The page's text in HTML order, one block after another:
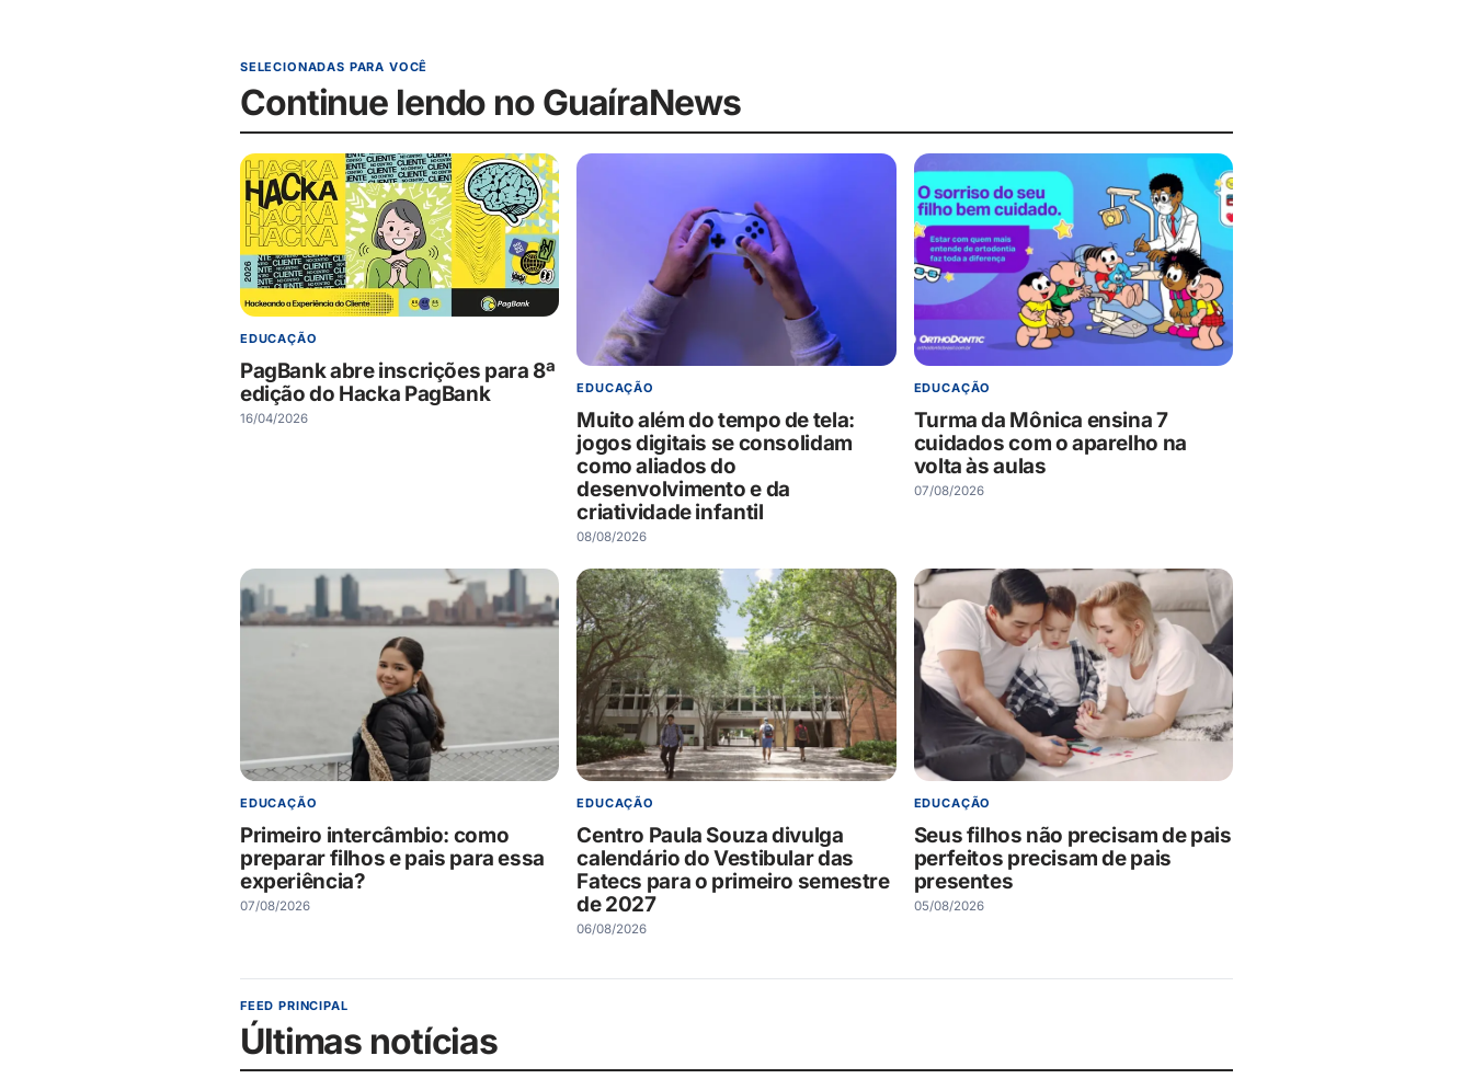
SELECIONADAS PARA VOCÊ
Continue lendo no GuaíraNews
EDUCAÇÃO
PagBank abre inscrições para 8ª
edição do Hacka PagBank
16/04/2026
EDUCAÇÃO
Muito além do tempo de tela:
jogos digitais se consolidam
como aliados do
desenvolvimento e da
criatividade infantil
08/08/2026
EDUCAÇÃO
Turma da Mônica ensina 7
cuidados com o aparelho na
volta às aulas
07/08/2026
EDUCAÇÃO
Primeiro intercâmbio: como
preparar filhos e pais para essa
experiência?
07/08/2026
EDUCAÇÃO
Centro Paula Souza divulga
calendário do Vestibular das
Fatecs para o primeiro semestre
de 2027
06/08/2026
EDUCAÇÃO
Seus filhos não precisam de pais
perfeitos precisam de pais
presentes
05/08/2026
FEED PRINCIPAL
Últimas notícias